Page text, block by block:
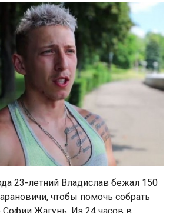
23-летний Владислав бежал 150
чтобы помочь собрать
Софии Жагунь. Из 24 часов в